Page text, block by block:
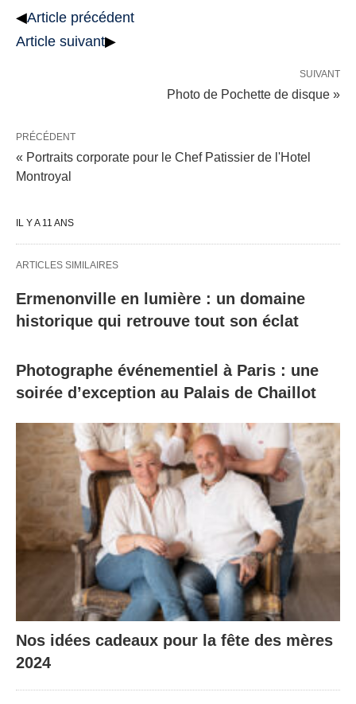
◀Article précédent
Article suivant▶
SUIVANT
Photo de Pochette de disque »
PRÉCÉDENT
« Portraits corporate pour le Chef Patissier de l'Hotel
Montroyal
IL Y A 11 ANS
ARTICLES SIMILAIRES
Ermenonville en lumière : un domaine
historique qui retrouve tout son éclat
Photographe événementiel à Paris : une
soirée d’exception au Palais de Chaillot
Nos idées cadeaux pour la fête des mères
2024